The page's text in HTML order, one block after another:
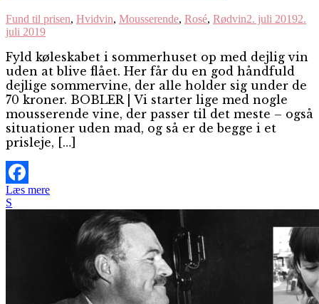
Fund til prisen, Hvidvin, Mousserende, Rosé, Rødvin2. juli 20192.
juli 2019
Fyld køleskabet i sommerhuset op med dejlig vin
uden at blive flået. Her får du en god håndfuld
dejlige sommervine, der alle holder sig under de
70 kroner. BOBLER | Vi starter lige med nogle
mousserende vine, der passer til det meste – også
situationer uden mad, og så er de begge i et
prisleje, […]
Facebook
Læs mere
S